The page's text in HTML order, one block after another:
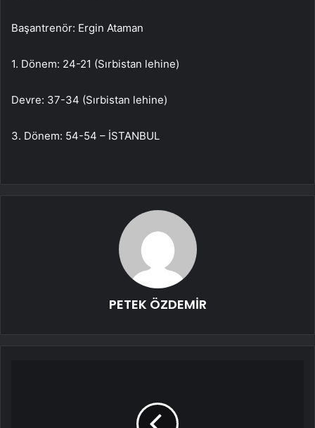
Başantrenör: Ergin Ataman
1. Dönem: 24-21 (Sırbistan lehine)
Devre: 37-34 (Sırbistan lehine)
3. Dönem: 54-54 – İSTANBUL
PETEK ÖZDEMİR